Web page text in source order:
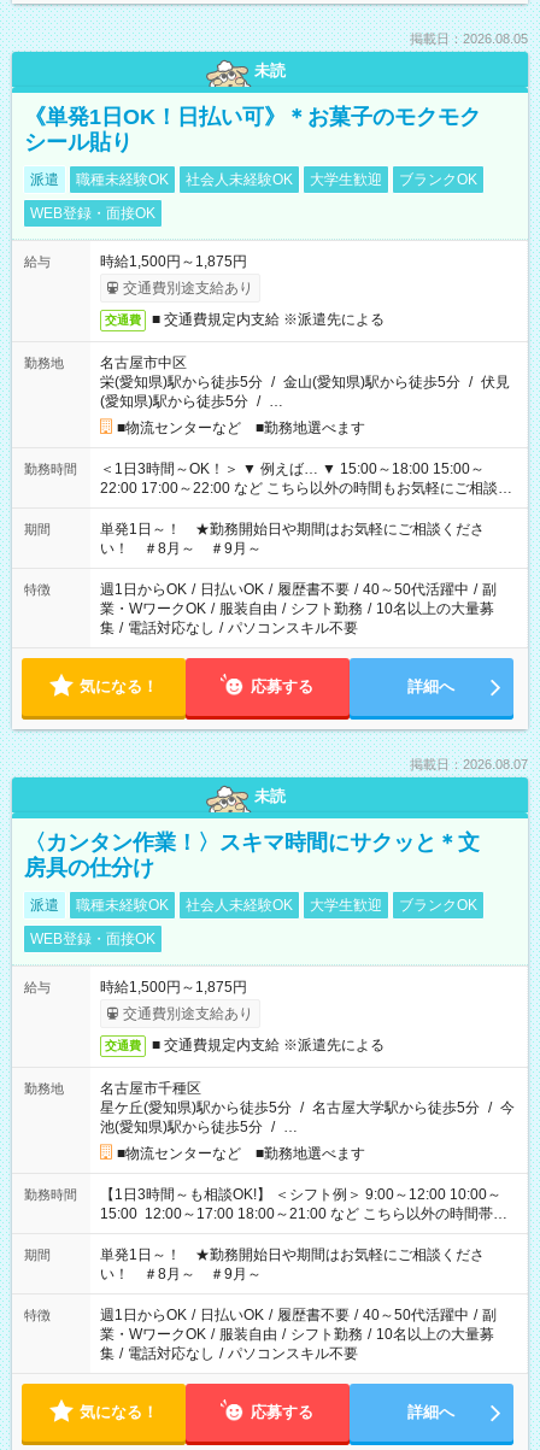
掲載日：2026.08.05
未読
《単発1日OK！日払い可》＊お菓子のモクモク
シール貼り
派遣 職種未経験OK 社会人未経験OK 大学生歓迎
ブランクOK
WEB登録・面接OK
給与
時給1,500円～1,875円
交通費別途支給あり
交通費 ■ 交通費規定内支給 ※派遣先による
勤務地
名古屋市中区
栄(愛知県)駅から徒歩5分 / 金山(愛知県)駅から徒歩5分 / 伏見
(愛知県)駅から徒歩5分 / …
■物流センターなど ■勤務地選べます
勤務時間
＜1日3時間～OK！＞ ▼ 例えば… ▼ 15:00～18:00 15:00～
22:00 17:00～22:00 など こちら以外の時間もお気軽にご相談く
ださい！
期間
単発1日～！ ★勤務開始日や期間はお気軽にご相談くださ
い！ ＃8月～ ＃9月～
特徴 週1日からOK / 日払いOK / 履歴書不要 / 40～50代活躍中 / 副
業・WワークOK / 服装自由 / シフト勤務 / 10名以上の大量募
集 / 電話対応なし / パソコンスキル不要
気になる！ 応募する 詳細へ
掲載日：2026.08.07
未読
〈カンタン作業！〉スキマ時間にサクッと＊文
房具の仕分け
派遣 職種未経験OK 社会人未経験OK 大学生歓迎
ブランクOK
WEB登録・面接OK
給与
時給1,500円～1,875円
交通費別途支給あり
交通費 ■ 交通費規定内支給 ※派遣先による
勤務地
名古屋市千種区
星ケ丘(愛知県)駅から徒歩5分 / 名古屋大学駅から徒歩5分 / 今
池(愛知県)駅から徒歩5分 / …
■物流センターなど ■勤務地選べます
勤務時間
【1日3時間～も相談OK!】 ＜シフト例＞ 9:00～12:00 10:00～
15:00 12:00～17:00 18:00～21:00 など こちら以外の時間帯も
お気軽にご相談ください！
期間
単発1日～！ ★勤務開始日や期間はお気軽にご相談くださ
い！ ＃8月～ ＃9月～
特徴 週1日からOK / 日払いOK / 履歴書不要 / 40～50代活躍中 / 副
業・WワークOK / 服装自由 / シフト勤務 / 10名以上の大量募
集 / 電話対応なし / パソコンスキル不要
気になる！ 応募する 詳細へ